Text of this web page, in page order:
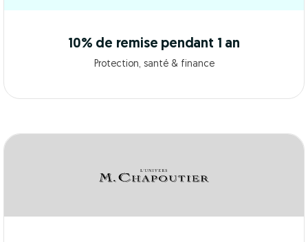
10% de remise pendant 1 an
Protection, santé & finance